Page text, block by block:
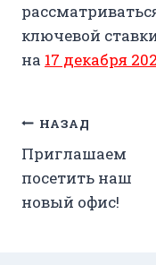
ключевой
на 17 декабря
Навигация
по
записям
НАЗАД
Приглашаем
посетить наш
новый офис!